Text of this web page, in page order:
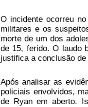
O incidente ocorreu
militares e os
morte de um dos
de 15, ferido. O laudo
justifica a conclusão
Após analisar as
policiais envolvidos,
de Ryan em aberto.